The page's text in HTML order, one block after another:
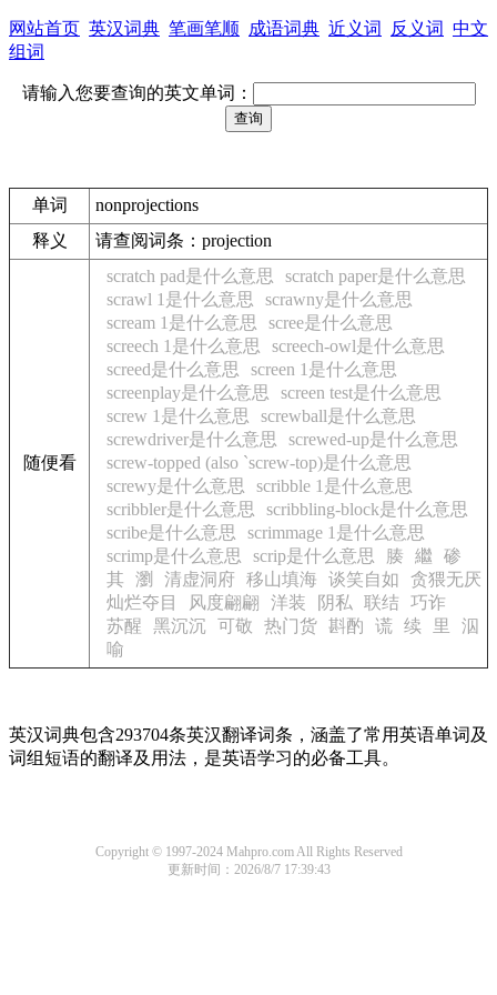
网站首页 英汉词典 笔画笔顺 成语词典 近义词 反义词 中文
组词
请输入您要查询的英文单词：
单词
nonprojections
释义
请查阅词条：projection
随便看
scratch pad是什么意思
scratch paper是什么意思
scrawl 1是什么意思
scrawny是什么意思
scream 1是什么意思
scree是什么意思
screech 1是什么意思
screech-owl是什么意思
screed是什么意思
screen 1是什么意思
screenplay是什么意思
screen test是什么意思
screw 1是什么意思
screwball是什么意思
screwdriver是什么意思
screwed-up是什么意思
screw-topped (also `screw-top)是什么意思
screwy是什么意思
scribble 1是什么意思
scribbler是什么意思
scribbling-block是什么意思
scribe是什么意思
scrimmage 1是什么意思
scrimp是什么意思
scrip是什么意思 腠 繼
碜
其
瀏 清虚洞府 移山填海 谈笑自如
贪猥无厌
灿烂夺目
风度翩翩 洋装 阴私 联结 巧诈
苏醒
黑沉沉 可敬 热门货 斟酌 谎 续 里
泅
喻
英汉词典包含293704条英汉翻译词条，涵盖了常用英语单词及
词组短语的翻译及用法，是英语学习的必备工具。
Copyright © 1997-2024 Mahpro.com All Rights Reserved
更新时间：2026/8/7 17:39:43